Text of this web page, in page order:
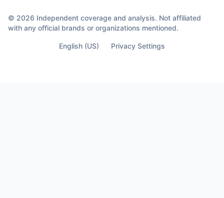
© 2026 Independent coverage and analysis. Not affiliated
with any official brands or organizations mentioned.
English (US) Privacy Settings